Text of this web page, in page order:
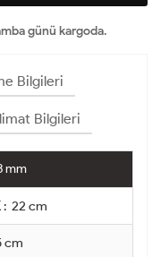
günü kargoda.
Bilgileri
Bilgileri
mm
: 22 cm
cm